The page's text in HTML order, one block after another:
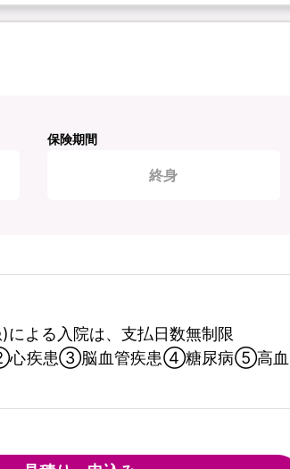
保険期間
終身
よる入院は、支払日数無制限
②心疾患③脳血管疾患④糖尿病⑤高血